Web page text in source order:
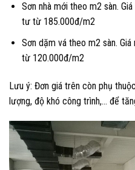
Sơn nhà mới theo m2 sàn.
tư từ 185.000đ/m2
Sơn dặm vá theo m2 sàn.
từ 120.000đ/m2
Lưu ý: Đơn giá trên còn phụ
lượng, độ khó công trình,… để